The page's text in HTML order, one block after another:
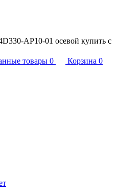
AP10-01 осевой купить с
товары 0 Корзина 0